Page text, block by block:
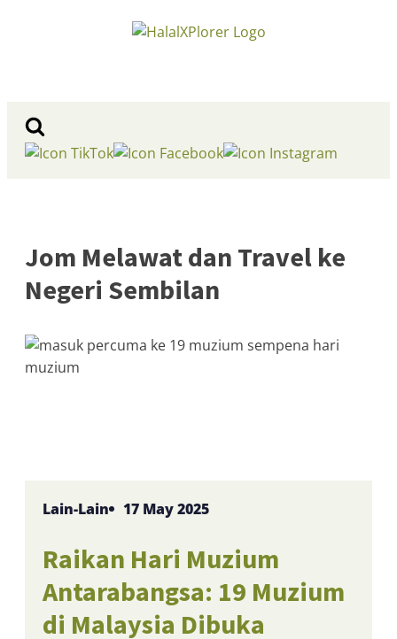
Jom Melawat dan Travel ke
Negeri Sembilan
Lain-Lain 17 May 2025
Raikan Hari Muzium
Antarabangsa: 19 Muzium
di Malaysia Dibuka